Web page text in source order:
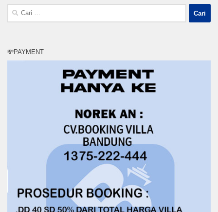
Cari
untuk:
💸PAYMENT